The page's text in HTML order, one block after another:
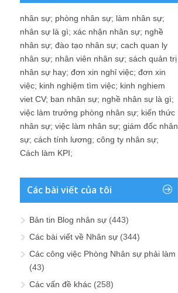
nhân sự; phòng nhân sự; làm nhân sự;
nhân sự là gì; xác nhận nhân sự; nghề
nhân sự; đào tạo nhân sự; cach quan ly
nhân sự; nhân viên nhân sự; sách quản trị
nhân sự hay; đơn xin nghỉ việc; đơn xin
việc; kinh nghiệm tìm việc; kinh nghiem
viet CV; ban nhân sự; nghề nhân sự là gì;
việc làm trưởng phòng nhân sự; kiến thức
nhân sự; việc làm nhân sự; giám đốc nhân
sự; cách tính lương; công ty nhân sự;
Cách làm KPI;
Các bài viết của tôi
Bản tin Blog nhân sự (443)
Các bài viết về Nhân sự (344)
Các công việc Phòng Nhân sự phải làm
(43)
Các vấn đề khác (258)